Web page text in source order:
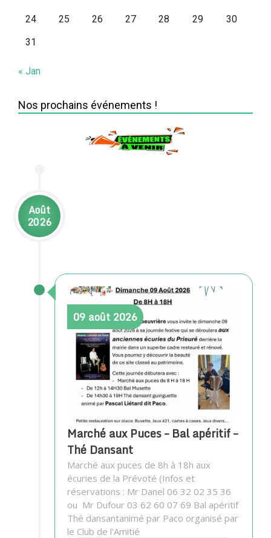
24
25 26 27 28 29
30
31
« Jan
Nos prochains événements !
Août
2026
09 août 2026
Marché aux Puces – Bal apéritif –
Thé Dansant
Marché aux puces de 8h à 18h aux
écuries de la Prévoté (Infos et
réservations : Mr Danel 06 32 02 35 36
ou Mr Dufour 03 62 60 07 69 Bal apéritif
Thé dansantanimé par Paco organisé par
le Club de l'Amitié